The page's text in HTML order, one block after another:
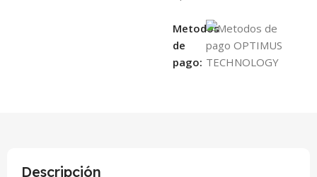
Metodos
de
pago:
Descripción